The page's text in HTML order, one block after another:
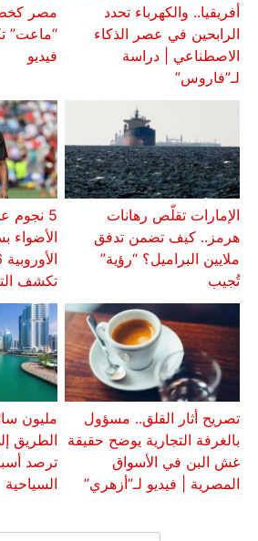
أفريقيا.. والكهرباء تحدد
الرابحين في عصر الذكاء
الاصطناعي | دراسة
لـ”فاروس”
مصر
“ماعت”
فيديو
الإمارات تقلّص رهانات
هرمز.. كيف تضمن تدفق
ملايين البراميل؟ “رؤية”
تُجيب
5
الأضواء
تكشف
تصريح أثار القلق.. مسؤول
بالغرفة التجارية يوضح حقيقة
غش البن في الأسواق
المصرية | فيديو لـ”أزهري”
مليون
الطريق
ترصد
السياحية